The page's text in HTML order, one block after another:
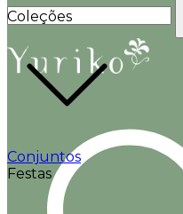
Coleções
Conjuntos
Festas